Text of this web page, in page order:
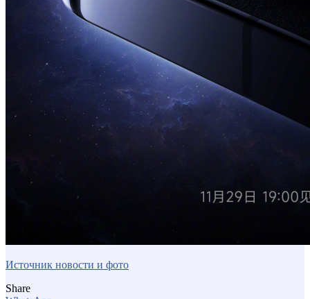
Источник новости и фото
Share